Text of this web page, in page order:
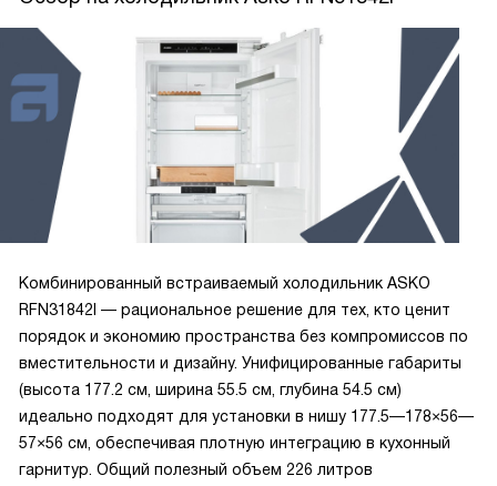
Комбинированный встраиваемый холодильник ASKO
RFN31842I — рациональное решение для тех, кто ценит
порядок и экономию пространства без компромиссов по
вместительности и дизайну. Унифицированные габариты
(высота 177.2 см, ширина 55.5 см, глубина 54.5 см)
идеально подходят для установки в нишу 177.5—178×56—
57×56 см, обеспечивая плотную интеграцию в кухонный
гарнитур. Общий полезный объем 226 литров